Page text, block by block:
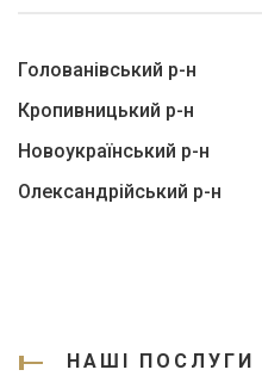
Голованівський р-н
Кропивницький р-н
Новоукраїнський р-н
Олександрійський р-н
НАШІ ПОСЛУГИ